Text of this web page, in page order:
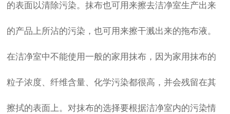
的表面以清除污染。抹布也可用来擦去洁净室生产出来
的产品上所沾的污染，也可用来擦干溅出来的拖布液。
在洁净室中不能使用一般的家用抹布，因为家用抹布的
粒子浓度、纤维含量、化学污染都很高，并会残留在其
擦拭的表面上。对抹布的选择要根据洁净室内的污染情